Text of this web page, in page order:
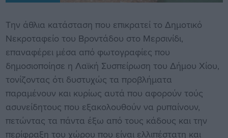
Την άθλια κατάσταση που επικρατεί το Δημοτικό
Νεκροταφείο του Βροντάδου στο Μερσινίδι,
επαναφέρει μέσα από φωτογραφίες που
δημοσιοποίησε η Λαϊκή Συσπείρωση του Δήμου Χίου,
τονίζοντας ότι δυστυχώς τα προβλήματα
παραμένουν και κυρίως αυτά που αφορούν τούς
ασυνείδητους που εξακολουθούν να ρυπαίνουν,
πετώντας τα πάντα έξω από τους κάδους και την
περίφραξη του χώρου που είναι ελλιπέστατη και